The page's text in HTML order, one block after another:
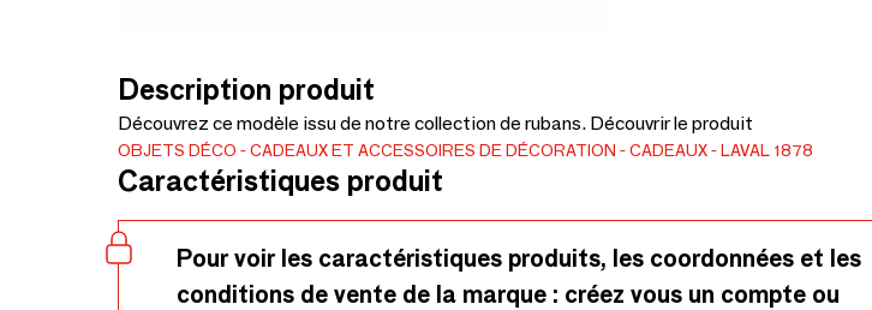
Description produit
Découvrez ce modèle issu de notre collection de rubans. Découvrir le produit
OBJETS DÉCO CADEAUX ET ACCESSOIRES DE DÉCORATION CADEAUX LAVAL 1878
Caractéristiques produit
Pour voir les caractéristiques produits, les coordonnées et les
conditions de vente de la marque : créez vous un compte ou